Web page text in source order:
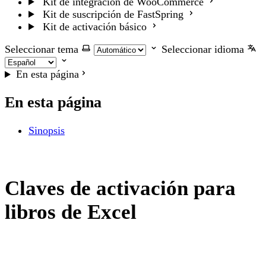
Kit de suscripción de FastSpring
Kit de activación básico
Seleccionar tema
Seleccionar idioma
En esta página
En esta página
Sinopsis
Claves de activación para
libros de Excel